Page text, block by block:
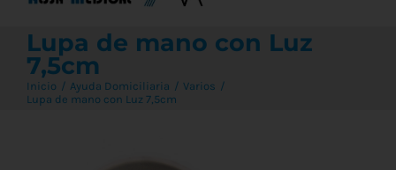
Lupa de mano con Luz
7,5cm
Inicio Ayuda Domiciliaria
Varios
Lupa de mano con Luz 7,5cm